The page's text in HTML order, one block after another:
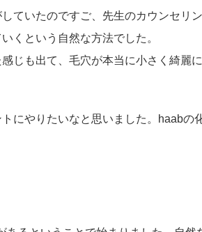
ていたのですご、先生のカウンセリ
くという自然な方法でした。
じも出て、毛穴が本当に小さく綺麗
にやりたいなと思いました。haabの